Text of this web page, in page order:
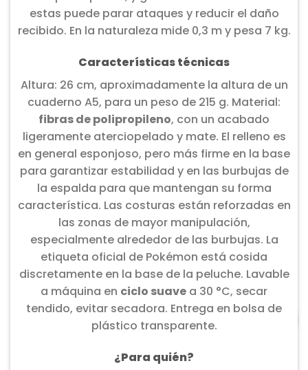
estas puede parar ataques y reducir el daño
recibido. En la naturaleza mide 0,3 m y pesa 7 kg.
Características técnicas
Altura: 26 cm, aproximadamente la altura de un
cuaderno A5, para un peso de 215 g. Material:
fibras de polipropileno, con un acabado
ligeramente aterciopelado y mate. El relleno es
en general esponjoso, pero más firme en la base
para garantizar estabilidad y en las burbujas de
la espalda para que mantengan su forma
característica. Las costuras están reforzadas en
las zonas de mayor manipulación,
especialmente alrededor de las burbujas. La
etiqueta oficial de Pokémon está cosida
discretamente en la base de la peluche. Lavable
a máquina en ciclo suave a 30 °C, secar
tendido, evitar secadora. Entrega en bolsa de
plástico transparente.
¿Para quién?